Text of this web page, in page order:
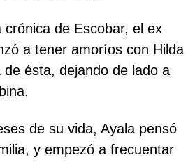
crónica de Escobar, el ex
a tener amoríos con Hilda
ésta, dejando de lado a
de su vida, Ayala pensó
y empezó a frecuentar